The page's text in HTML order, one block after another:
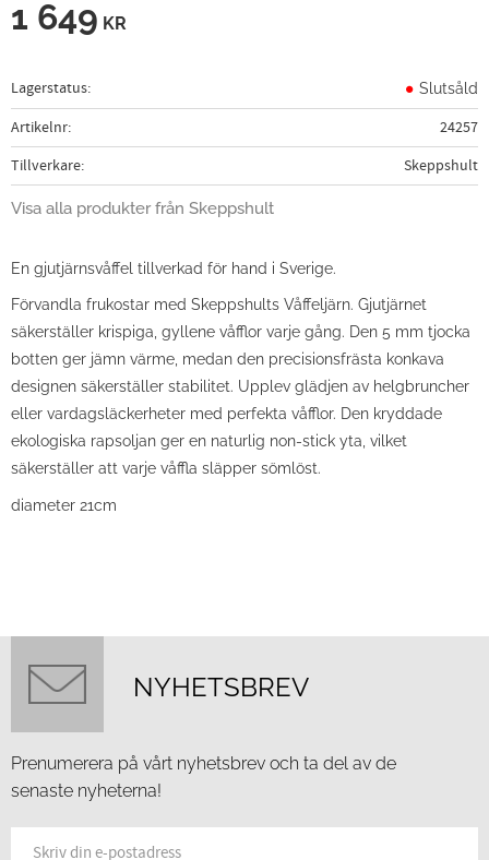
1 649 KR
Lagerstatus Slutsåld
Artikelnr
24257
Tillverkare
Skeppshult
Visa alla produkter från Skeppshult
En gjutjärnsvåffel tillverkad för hand i Sverige.
Förvandla frukostar med Skeppshults Våffeljärn. Gjutjärnet
säkerställer krispiga, gyllene våfflor varje gång. Den 5 mm tjocka
botten ger jämn värme, medan den precisionsfrästa konkava
designen säkerställer stabilitet. Upplev glädjen av helgbruncher
eller vardagsläckerheter med perfekta våfflor. Den kryddade
ekologiska rapsoljan ger en naturlig non-stick yta, vilket
säkerställer att varje våffla släpper sömlöst.
diameter 21cm
NYHETSBREV
Prenumerera på vårt nyhetsbrev och ta del av de
senaste nyheterna!